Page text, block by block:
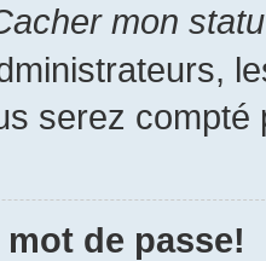
mon
serez
de passe!